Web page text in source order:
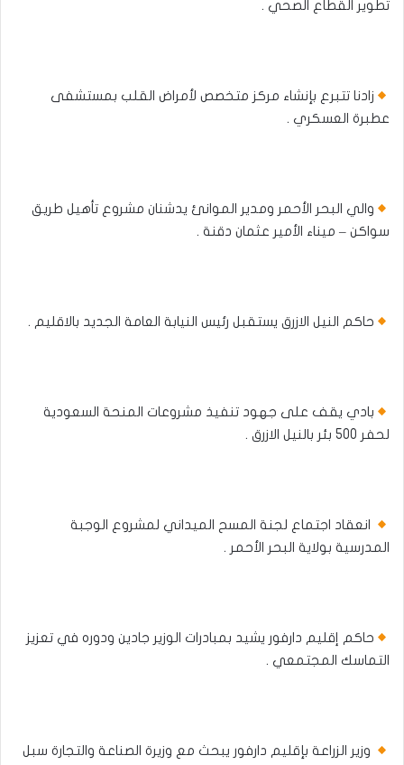
تطوير القطاع الصحي .
زادنا تتبرع بإنشاء مركز متخصص لأمراض القلب بمستشفى
عطبرة العسكري .
والي البحر الأحمر ومدير الموانئ يدشنان مشروع تأهيل طريق
سواكن – ميناء الأمير عثمان دقنة .
حاكم النيل الازرق يستقبل رئيس النيابة العامة الجديد بالاقليم .
بادي يقف على جهود تنفيذ مشروعات المنحة السعودية
لحفر 500 بئر بالنيل الازرق .
انعقاد اجتماع لجنة المسح الميداني لمشروع الوجبة
المدرسية بولاية البحر الأحمر .
حاكم إقليم دارفور يشيد بمبادرات الوزير جادين ودوره في تعزيز
التماسك المجتمعي .
وزير الزراعة بإقليم دارفور يبحث مع وزيرة الصناعة والتجارة سبل